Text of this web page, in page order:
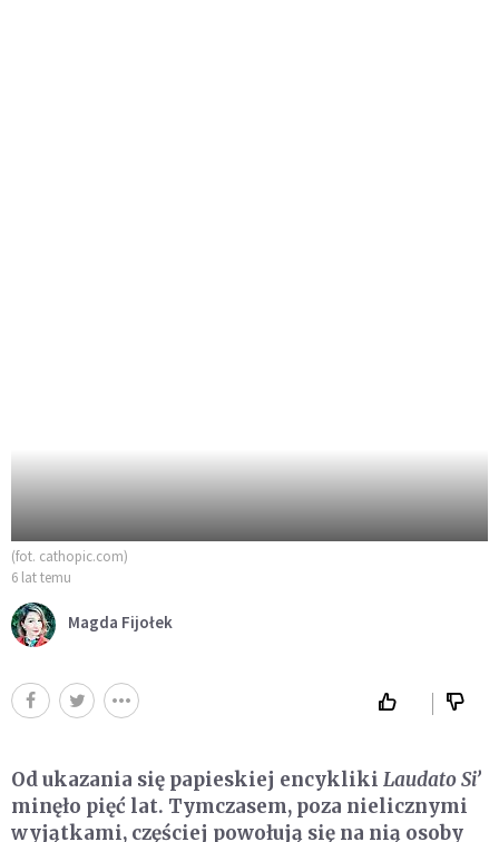
(fot. cathopic.com)
6 lat temu
Magda Fijołek
Od ukazania się papieskiej encykliki Laudato Si’
minęło pięć lat. Tymczasem, poza nielicznymi
wyjątkami, częściej powołują się na nią osoby